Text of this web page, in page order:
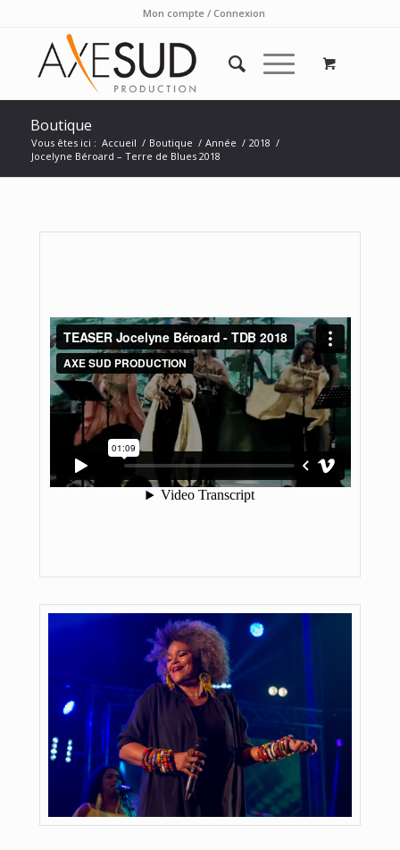
Mon compte / Connexion
Boutique
Vous êtes ici : Accueil / Boutique / Année / 2018 /
Jocelyne Béroard – Terre de Blues 2018